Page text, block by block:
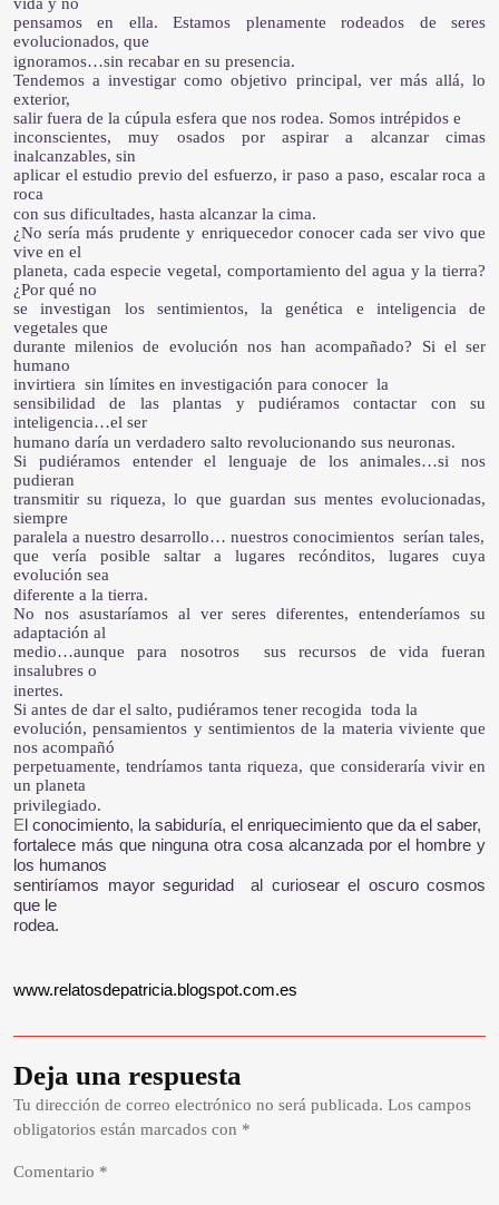
pensamos en ella. Estamos plenamente rodeados de seres
evolucionados, que
ignoramos…sin recabar en su presencia.
Tendemos a investigar como objetivo principal, ver más allá, lo
exterior,
salir fuera de la cúpula esfera que nos rodea. Somos intrépidos e
inconscientes, muy osados por aspirar a alcanzar cimas
inalcanzables, sin
aplicar el estudio previo del esfuerzo, ir paso a paso, escalar roca a
roca
con sus dificultades, hasta alcanzar la cima.
¿No sería más prudente y enriquecedor conocer cada ser vivo que
vive en el
planeta, cada especie vegetal, comportamiento del agua y la tierra?
¿Por qué no
se investigan los sentimientos, la genética e inteligencia de
vegetales que
durante milenios de evolución nos han acompañado? Si el ser
humano
invirtiera sin límites en investigación para conocer la
sensibilidad de las plantas y pudiéramos contactar con su
inteligencia…el ser
humano daría un verdadero salto revolucionando sus neuronas.
Si pudiéramos entender el lenguaje de los animales…si nos
pudieran
transmitir su riqueza, lo que guardan sus mentes evolucionadas,
siempre
paralela a nuestro desarrollo… nuestros conocimientos serían tales,
que vería posible saltar a lugares recónditos, lugares cuya
evolución sea
diferente a la tierra.
No nos asustaríamos al ver seres diferentes, entenderíamos su
adaptación al
medio…aunque para nosotros sus recursos de vida fueran
insalubres o
inertes.
Si antes de dar el salto, pudiéramos tener recogida toda la
evolución, pensamientos y sentimientos de la materia viviente que
nos acompañó
perpetuamente, tendríamos tanta riqueza, que consideraría vivir en
un planeta
privilegiado.
El conocimiento, la sabiduría, el enriquecimiento que da el saber,
fortalece más que ninguna otra cosa alcanzada por el hombre y
los humanos
sentiríamos mayor seguridad al curiosear el oscuro cosmos
que le
rodea.
www.relatosdepatricia.blogspot.com.es
Deja una respuesta
Tu dirección de correo electrónico no será publicada. Los campos
obligatorios están marcados con *
Comentario *